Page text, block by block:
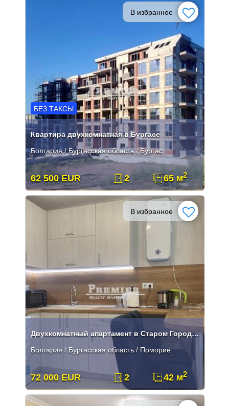
В избранное
БЕЗ ТАКСЫ
Квартира двухкомнатная в Бургасе
Болгария / Бургасская область / Бургас
62 500 EUR 2 65 м2
В избранное
Двухкомнатный апартамент в Старом Городе в Поморие
Болгария / Бургасская область / Поморие
72 000 EUR 2 42 м2